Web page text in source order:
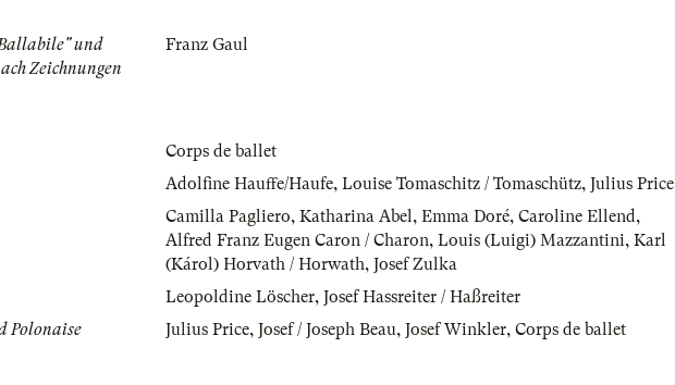
und
Zeichnungen
Franz Gaul
Corps de ballet
Adolfine Hauffe/Haufe, Louise Tomaschitz / Tomaschütz, Julius Price
Camilla Pagliero, Katharina Abel, Emma Doré, Caroline Ellend,
Alfred Franz Eugen Caron / Charon, Louis (Luigi) Mazzantini, Karl
(Károl) Horvath / Horwath, Josef Zulka
Leopoldine Löscher, Josef Hassreiter / Haßreiter
Polonaise
Julius Price, Josef / Joseph Beau, Josef Winkler, Corps de ballet